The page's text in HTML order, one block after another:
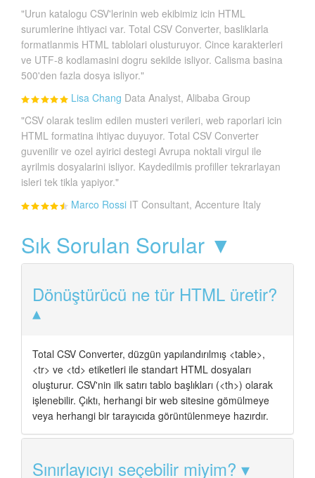
"Urun katalogu CSV'lerinin web ekibimiz icin HTML
surumlerine ihtiyaci var. Total CSV Converter, basliklarla
formatlanmis HTML tablolari olusturuyor. Cince karakterleri
ve UTF-8 kodlamasini dogru sekilde isliyor. Calisma basina
500'den fazla dosya isliyor."
Lisa Chang Data Analyst, Alibaba Group
"CSV olarak teslim edilen musteri verileri, web raporlari icin
HTML formatina ihtiyac duyuyor. Total CSV Converter
guvenilir ve ozel ayirici destegi Avrupa noktali virgul ile
ayrilmis dosyalarini isliyor. Kaydedilmis profiller tekrarlayan
isleri tek tikla yapiyor."
Marco Rossi IT Consultant, Accenture Italy
Sık Sorulan Sorular ▼
Dönüştürücü ne tür HTML üretir?
Total CSV Converter, düzgün yapılandırılmış <table>,
<tr> ve <td> etiketleri ile standart HTML dosyaları
oluşturur. CSV'nin ilk satırı tablo başlıkları (<th>) olarak
işlenebilir. Çıktı, herhangi bir web sitesine gömülmeye
veya herhangi bir tarayıcıda görüntülenmeye hazırdır.
Sınırlayıcıyı seçebilir miyim?